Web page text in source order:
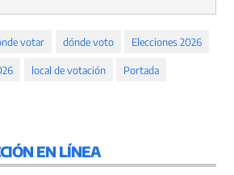
votar dónde voto Elecciones 2026
local de votación Portada
EN LÍNEA